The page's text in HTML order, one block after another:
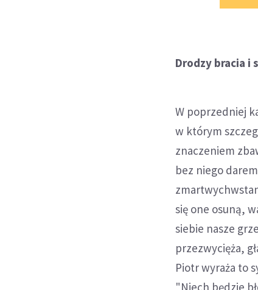
Drodzy bracia i
W poprzedniej
w którym
znaczeniem
bez niego
się one osuną,
siebie nasze
przezwycięża,
Piotr wyraża to
"Niech będzie